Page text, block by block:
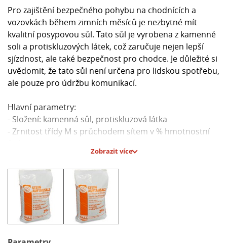
Pro zajištění bezpečného pohybu na chodnících a
vozovkách během zimních měsíců je nezbytné mít
kvalitní posypovou sůl. Tato sůl je vyrobena z kamenné
soli a protiskluzových látek, což zaručuje nejen lepší
sjízdnost, ale také bezpečnost pro chodce. Je důležité si
uvědomit, že tato sůl není určena pro lidskou spotřebu,
ale pouze pro údržbu komunikací.
Hlavní parametry:
- Složení: kamenná sůl, protiskluzová látka
- Zrnitost třídy M s průchodem sítem v % hmotnostní
- 0,8 mm: 5 - 35%
- 1,6 mm: 10 - 60%
- 3,15 mm: 45 - 90%
- 2,0 mm: 100%**
** 2% hmotnostní tolerance s maximální velikostí zrna
Zobrazit více